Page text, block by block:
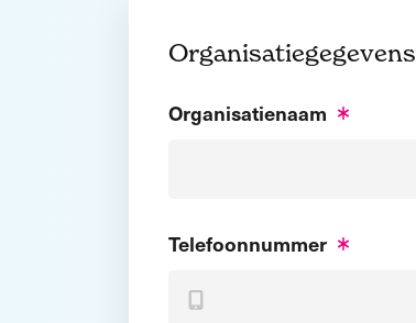
Organisatiegegevens
Organisatienaam
Telefoonnummer